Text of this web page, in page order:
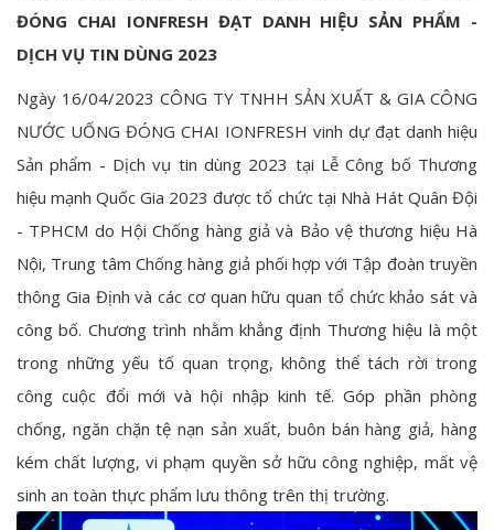
ĐÓNG CHAI IONFRESH ĐẠT DANH HIỆU SẢN PHẨM -
DỊCH VỤ TIN DÙNG 2023
Ngày 16/04/2023 CÔNG TY TNHH SẢN XUẤT & GIA CÔNG
NƯỚC UỐNG ĐÓNG CHAI IONFRESH vinh dự đạt danh hiệu
Sản phẩm - Dịch vụ tin dùng 2023 tại Lễ Công bố Thương
hiệu mạnh Quốc Gia 2023 được tổ chức tại Nhà Hát Quân Đội
- TPHCM do Hội Chống hàng giả và Bảo vệ thương hiệu Hà
Nội, Trung tâm Chống hàng giả phối hợp với Tập đoàn truyền
thông Gia Định và các cơ quan hữu quan tổ chức khảo sát và
công bố. Chương trình nhằm khẳng định Thương hiệu là một
trong những yếu tố quan trọng, không thể tách rời trong
công cuộc đổi mới và hội nhập kinh tế. Góp phần phòng
chống, ngăn chặn tệ nạn sản xuất, buôn bán hàng giả, hàng
kém chất lượng, vi phạm quyền sở hữu công nghiệp, mất vệ
sinh an toàn thực phẩm lưu thông trên thị trường.